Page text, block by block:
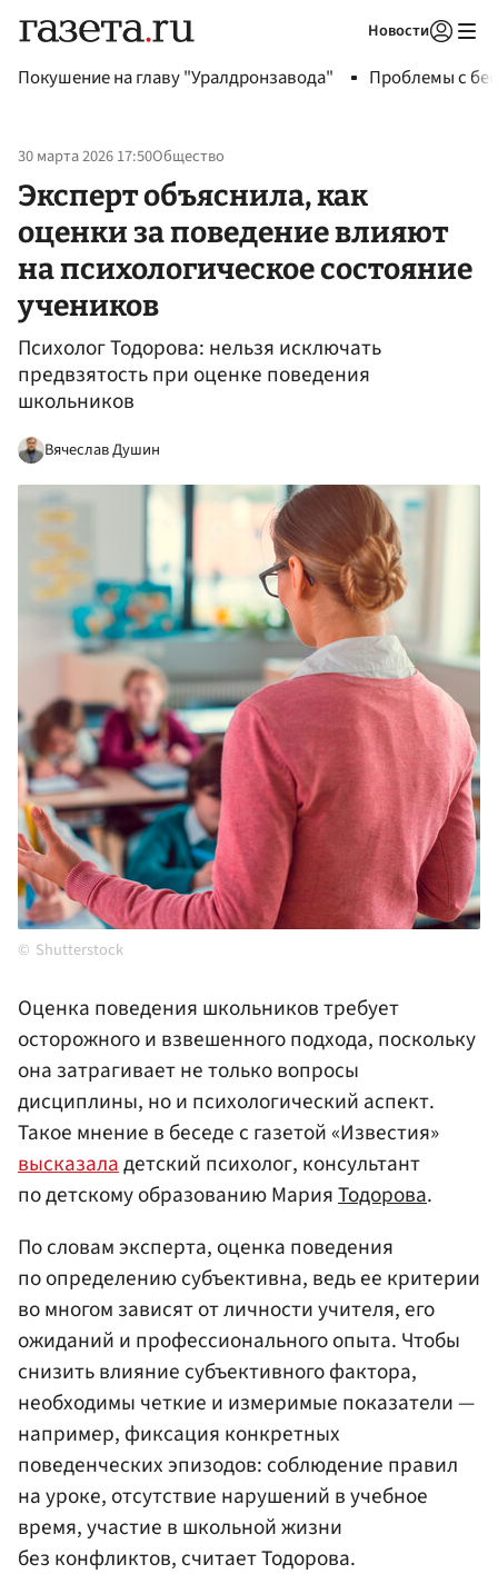
Новости
Покушение на главу "Уралдронзавода" Проблемы с
30 марта 2026 17:50Общество
Эксперт объяснила, как
оценки за поведение влияют
на психологическое состояние
учеников
Психолог Тодорова: нельзя исключать
предвзятость при оценке поведения
школьников
Вячеслав Душин
Shutterstock
Оценка поведения школьников требует
осторожного и взвешенного подхода, поскольку
она затрагивает не только вопросы
дисциплины, но и психологический аспект.
Такое мнение в беседе с газетой «Известия»
высказаладетский психолог, консультант
по детскому образованию МарияТодорова.
По словам эксперта, оценка поведения
по определению субъективна, ведь ее критерии
во многом зависят от личности учителя, его
ожиданий и профессионального опыта. Чтобы
снизить влияние субъективного фактора,
необходимы четкие и измеримые показатели —
например, фиксация конкретных
поведенческих эпизодов: соблюдение правил
на уроке, отсутствие нарушений в учебное
время, участие в школьной жизни
без конфликтов, считает Тодорова.